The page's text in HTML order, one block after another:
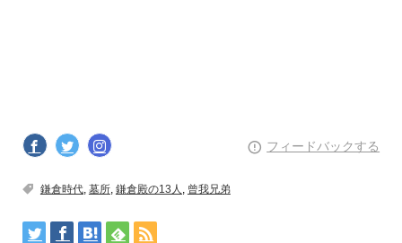
フィードバックする
鎌倉時代, 墓所, 鎌倉殿の13人 , 曾我兄弟